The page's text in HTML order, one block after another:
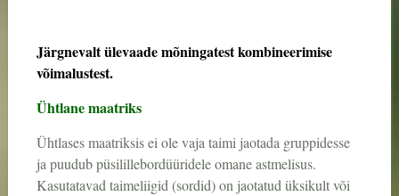
Järgnevalt ülevaade mõningatest kombineerimise
võimalustest.
Ühtlane maatriks
Ühtlases maatriksis ei ole vaja taimi jaotada gruppidesse
ja puudub püsilillebordüüridele omane astmelisus.
Kasutatavad taimeliigid (sordid) on jaotatud üksikult või